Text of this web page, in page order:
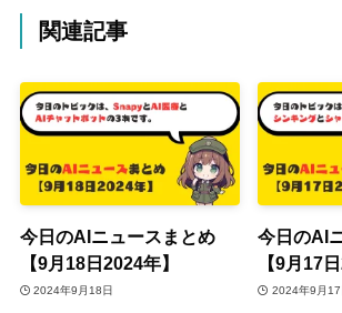
関連記事
今日のAIニュースまとめ
【9月18日2024年】
2024年9月18日
今日のAI
【9月17
2024年9月17